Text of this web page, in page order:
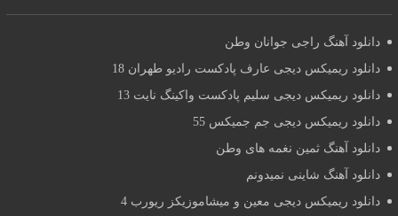
دانلود آهنگ راجی جوانان وطن
دانلود ریمیکس دیجی عارف پادکست رادیو طهران 18
دانلود ریمیکس دیجی سلیم پادکست واکینگ نایت 13
دانلود ریمیکس دیجی جم جمیکس 55
دانلود آهنگ ثمین نغمه های وطن
دانلود آهنگ شاینی نمیدونم
دانلود ریمیکس دیجی معین و میشاموزیکز ریورب 4